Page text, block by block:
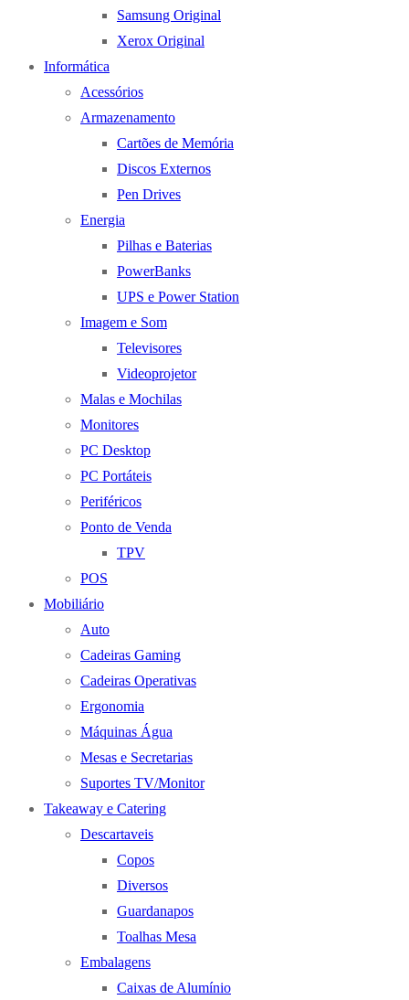
Samsung Original
Xerox Original
Informática
Acessórios
Armazenamento
Cartões de Memória
Discos Externos
Pen Drives
Energia
Pilhas e Baterias
PowerBanks
UPS e Power Station
Imagem e Som
Televisores
Videoprojetor
Malas e Mochilas
Monitores
PC Desktop
PC Portáteis
Periféricos
Ponto de Venda
TPV
POS
Mobiliário
Auto
Cadeiras Gaming
Cadeiras Operativas
Ergonomia
Máquinas Água
Mesas e Secretarias
Suportes TV/Monitor
Takeaway e Catering
Descartaveis
Copos
Diversos
Guardanapos
Toalhas Mesa
Embalagens
Caixas de Alumínio